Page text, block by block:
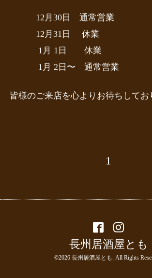
12月30日 通常営業
12月31日 休業
1月 1日 休業
1月 2日〜 通常営業
皆様のご来店を心よりお待ちしてお
1
長州居酒屋とも
©2026 長州居酒屋とも . All Rights